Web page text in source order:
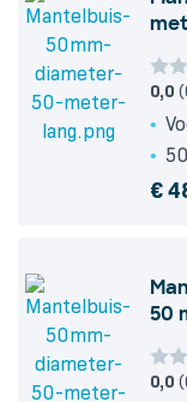
0,0
€
50
0,0